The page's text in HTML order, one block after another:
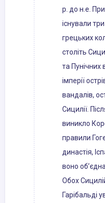
р. до н.е.
існували
грецьких
століть
та Пунічних
імперії
вандалів,
Сицилії.
виникло
правили
династія,
воно
Обох
Гарібальді